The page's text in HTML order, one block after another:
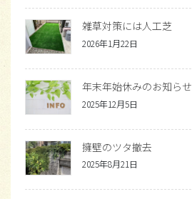
雑草対策には人工芝
2026年1月22日
年末年始休みのお知らせ
2025年12月5日
擁壁のツタ撤去
2025年8月21日